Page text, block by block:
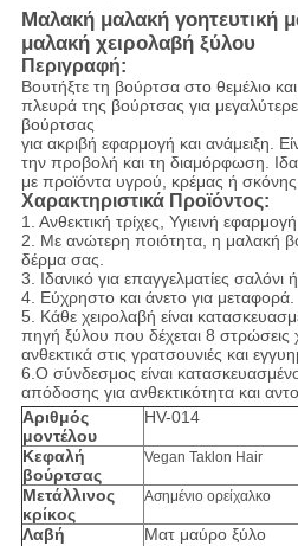
Μαλακή μαλακή γοητευτική
μαλακή χειρολαβή ξύλου
Περιγραφή:
Βουτήξτε τη βούρτσα στο θεμέλιο
πλευρά της βούρτσας για
βούρτσας
για ακριβή εφαρμογή και ανάμειξη.
την προβολή και τη διαμόρφωση.
με προϊόντα υγρού, κρέμας ή
Χαρακτηριστικά Προϊόντος:
1. Ανθεκτική τρίχες, Υγιεινή εφαρμογή
2. Με ανώτερη ποιότητα, η μαλακή
δέρμα σας.
3. Ιδανικό για επαγγελματίες σαλόνι
4. Εύχρηστο και άνετο για μεταφορά.
5. Κάθε χειρολαβή είναι
πηγή ξύλου που δέχεται 8
ανθεκτικά στις γρατσουνιές και
6.Ο σύνδεσμος είναι
απόδοσης για ανθεκτικότητα και
Αριθμός
μοντέλου
HV-014
Κεφαλή
βούρτσας
Vegan Taklon Hair
Μετάλλινος
κρίκος
Ασημένιο ορείχαλκο
Λαβή
Ματ μαύρο ξύλο